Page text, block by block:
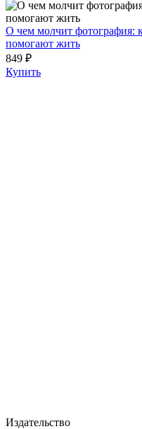
О чем молчит фотография:
помогают жить
849 ₽
Купить
Издательство